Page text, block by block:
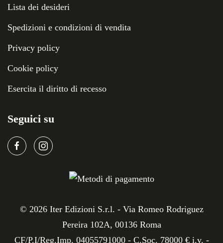
Lista dei desideri
Spedizioni e condizioni di vendita
Privacy policy
Cookie policy
Esercita il diritto di recesso
Seguici su
© 2026Iter Edizioni S.r.l. - Via Romeo Rodriguez
Pereira 102A, 00136 Roma
CF/P.I/Reg.Imp. 04055791000 - C.Soc. 78000 € i.v. -